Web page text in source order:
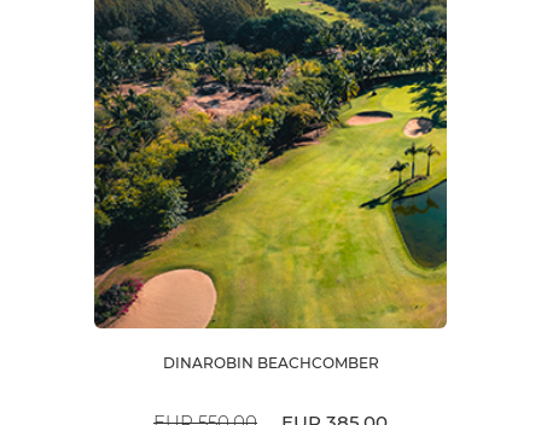
DINAROBIN BEACHCOMBER